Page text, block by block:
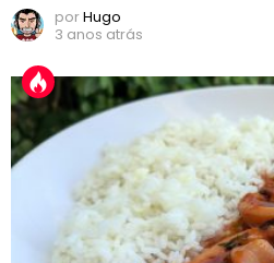
porHugo
3 anos atrás